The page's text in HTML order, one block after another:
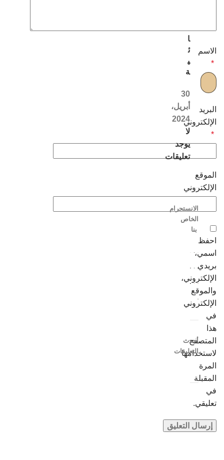
الاسم
*
البريد
الإلكتروني
*
الموقع
الإلكتروني
احفظ
اسمي،
بريدي
الإلكتروني،
والموقع
الإلكتروني
في
هذا
المتصفح
لاستخدامها
المرة
المقبلة
في
تعليقي.
ا
ئ
ي
ة
30
أبريل،
2024
لا
يوجد
تعليقات
الانستجرام
الخاص
بنا
أحدث
التعليقات